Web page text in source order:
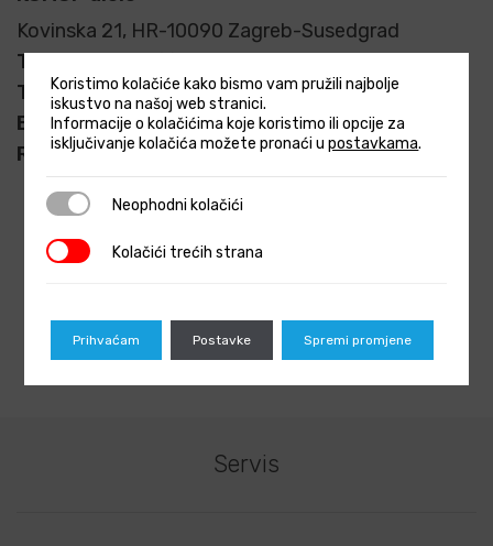
Kovinska 21, HR-10090 Zagreb-Susedgrad
Telefon:
Telefaks:+385 (1) 4825 997
E-mail:info@komop.hr
Radno vrijeme:pon-pet 08.00-16.00
Servis
Koristimo kolačiće kako bismo vam pružili najbolje
iskustvo na našoj web stranici.
Informacije o kolačićima koje koristimo ili opcije za
isključivanje kolačića možete pronaći upostavkama.
Neophodni kolačići
Neophodni kolačići
Kolačići trećih strana
Kolačići trećih strana
Prihvaćam Postavke Spremi promjene